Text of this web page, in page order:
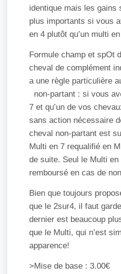
identique mais les gains
plus importants si vous
en 4 plutôt qu’un multi
Formule champ et spOt
cheval de complément
a une règle particulière
non-partant : si vous
7 et qu’un de vos
sans action nécessaire
cheval non-partant est
Multi en 7 requalifié en
de suite. Seul le Multi
remboursé en cas de
Bien que toujours
que le 2sur4, il faut
dernier est beaucoup
que le Multi, qui n’est
apparence!
>Mise de base : 3.00€